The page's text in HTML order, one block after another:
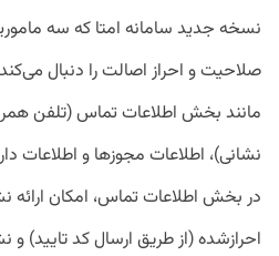
نسخه جدید سامانه امتا که سه
صلاحیت و احراز اصالت را دنبال
مانند بخش اطلاعات تماس (تلفن
نشانی)، اطلاعات مجوزها و اطلاعات
در بخش اطلاعات تماس، امکان ارائه
احرازشده (از طریق ارسال کد تایید)